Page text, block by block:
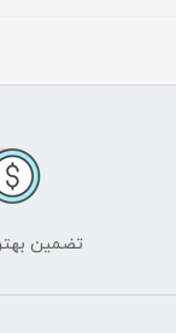
تضمین